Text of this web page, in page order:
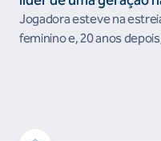
Jogadora esteve na
feminino e, 20 anos